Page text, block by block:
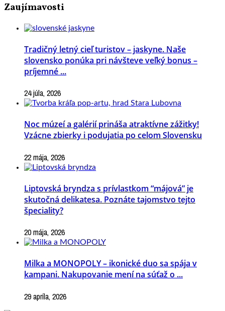
Zaujímavosti
Tradičný letný cieľ turistov – jaskyne. Naše
slovensko ponúka pri návšteve veľký bonus –
príjemné ...
24 júla, 2026
Noc múzeí a galérií prináša atraktívne zážitky!
Vzácne zbierky i podujatia po celom Slovensku
22 mája, 2026
Liptovská bryndza s prívlastkom “májová” je
skutočná delikatesa. Poznáte tajomstvo tejto
špeciality?
20 mája, 2026
Milka a MONOPOLY – ikonické duo sa spája v
kampani. Nakupovanie mení na súťaž o ...
29 apríla, 2026